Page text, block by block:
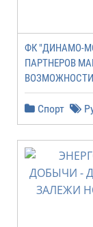
ФК "ДИНАМО-
ПАРТНЕРОВ
ВОЗМОЖНОСТИ
Спорт